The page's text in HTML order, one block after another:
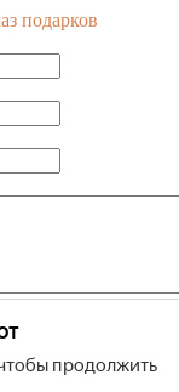
подарков